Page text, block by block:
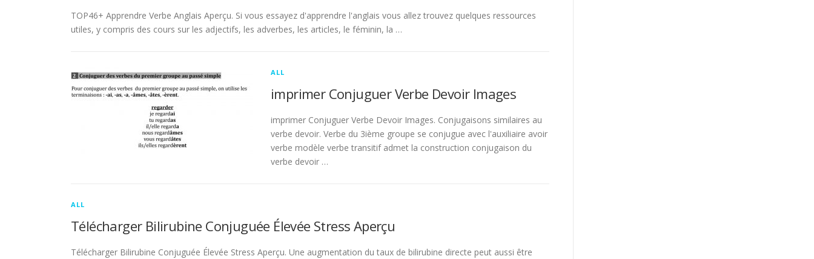
TOP46+ Apprendre Verbe Anglais Aperçu. Si vous essayez d'apprendre l'anglais vous allez trouvez quelques ressources
utiles, y compris des cours sur les adjectifs, les adverbes, les articles, le féminin, la …
ALL
imprimer Conjuguer Verbe Devoir Images
imprimer Conjuguer Verbe Devoir Images. Conjugaisons similaires au
verbe devoir. Verbe du 3ième groupe se conjugue avec l'auxiliaire avoir
verbe modèle verbe transitif admet la construction conjugaison du
verbe devoir …
ALL
Télécharger Bilirubine Conjuguée Élevée Stress Aperçu
Télécharger Bilirubine Conjuguée Élevée Stress Aperçu. Une augmentation du taux de bilirubine directe peut aussi être